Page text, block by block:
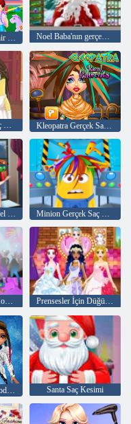
Noel Baba'nın gerçek Saç Modelleri
Minion Düğün Saç Modelleri Kleopatra Gerçek Saç Kesimleri
Buz Kraliçesi - Noel Gerçek Saç Kesimleri Minion Gerçek Saç Kesimleri
EDC Vegas Saç Modelleri Prensesler İçin Düğün Kuaför
Cyberpunk Saç Modeli 2200 Santa Saç Kesimi